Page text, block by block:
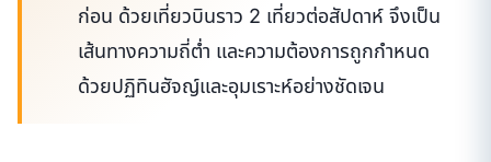
ก่อน ด้วยเที่ยวบินราว 2 เที่ยวต่อสัปดาห์ จึงเป็น
เส้นทางความถี่ต่ำ และความต้องการถูกกำหนด
ด้วยปฏิทินฮัจญ์และอุมเราะห์อย่างชัดเจน